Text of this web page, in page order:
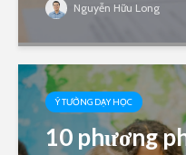
Nguyễn Hữu Long
Ý TƯỞNG DẠY HỌC
10 phương